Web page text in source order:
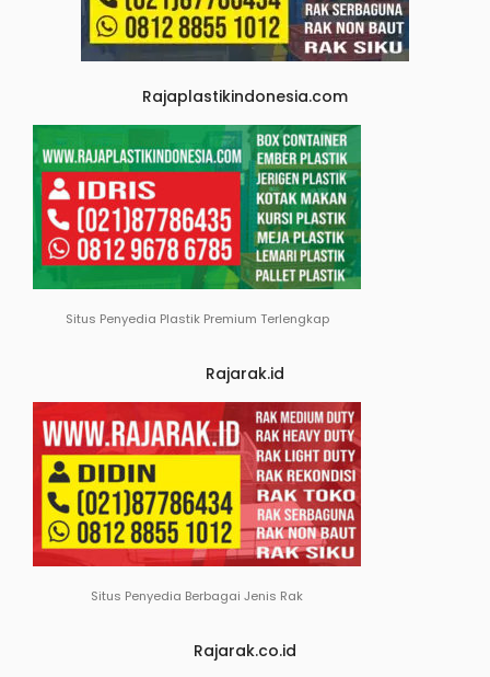
Rajaplastikindonesia.com
Situs Penyedia Plastik Premium Terlengkap
Rajarak.id
Situs Penyedia Berbagai Jenis Rak
Rajarak.co.id